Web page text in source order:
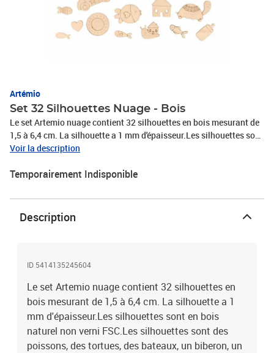
Artémio
Set 32 Silhouettes Nuage - Bois
Le set Artemio nuage contient 32 silhouettes en bois mesurant de
1,5 à 6,4 cm. La silhouette a 1 mm d'épaisseur.Les silhouettes sont
en bois naturel non verni FSC.Les silhouettes sont des poissons,
décorer en fonction de vos goûts et de vos envies. Nos techniques
originale.Découvrez nos différents embellissements (masking
tapes, paillettes, autocollants, rubans,...) qui donneront la touche
finale et personnalisée à votre réalisation.Elles donnent une
occasions. Elles seront le détail original de vos réalisations.Le set
collection Jolies comptines créée par Artemio illustre le monde de
la petite enfance. Cette période de la vie est mise en avant en
représentant la douceur et l'imagination, à travers les éléments
présents dans la plupart des comptines dans les coloris brun, rose,
vert et bleu.
Voir la description
Temporairement Indisponible
Description
ID 5414135245604
Le set Artemio nuage contient 32 silhouettes en
bois mesurant de 1,5 à 6,4 cm. La silhouette a 1
mm d'épaisseur.Les silhouettes sont en bois
naturel non verni FSC.Les silhouettes sont des
poissons, des tortues, des bateaux, un biberon, un